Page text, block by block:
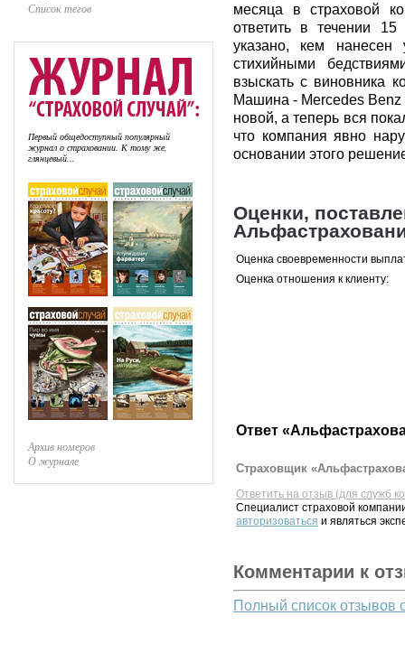
Список тегов
Первый общедоступный популярный
журнал о страховании. К тому же,
глянцевый...
Архив номеров
О журнале
месяца в страховой
ответить в течении
указано, кем
стихийными
взыскать с виновника
Машина - Mercedes Benz
новой, а теперь вся
что компания явно
основании этого
Оценки,
Оценка своевременности
Оценка отношения к клиенту:
Ответ
Страховщик
Ответить на отзыв (для служб
Специалист страховой
авторизоваться и являться
Комментарии к
Полный список отзывов